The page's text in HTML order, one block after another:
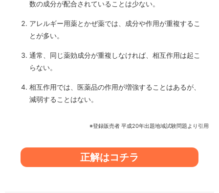
数の成分が配合されていることは少ない。
アレルギー用薬とかぜ薬では、成分や作用が重複するこ
とが多い。
通常、同じ薬効成分が重複しなければ、相互作用は起こ
らない。
相互作用では、医薬品の作用が増強することはあるが、
減弱することはない。
※登録販売者 平成20年出題地域試験問題より引用
正解はコチラ